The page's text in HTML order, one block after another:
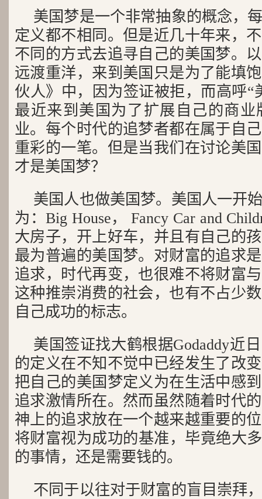
美国梦是一个非常抽象的概念，
定义都不相同。但是近几十年来，
不同的方式去追寻自己的美国梦。
远渡重洋，来到美国只是为了能填
伙人》中，因为签证被拒，而高呼“
最近来到美国为了扩展自己的商
业。每个时代的追梦者都在属于自
重彩的一笔。但是当我们在讨论美
才是美国梦？
美国人也做美国梦。美国人一开
为：Big House， Fancy Car and
大房子，开上好车，并且有自己的
最为普遍的美国梦。对财富的追求
追求，时代再变，也很难不将财富
这种推崇消费的社会，也有不占少
自己成功的标志。
美国签证找大鹤根据Godaddy近
的定义在不知不觉中已经发生了改
把自己的美国梦定义为在生活中感
追求激情所在。然而虽然随着时代
神上的追求放在一个越来越重要的
将财富视为成功的基准，毕竟绝大
的事情，还是需要钱的。
不同于以往对于财富的盲目崇拜